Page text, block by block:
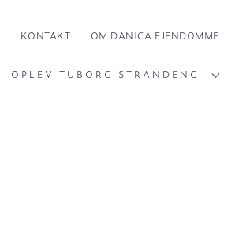
OPLEV TUBORG STRANDENG
KONTAKT OM DANICA EJENDOMME